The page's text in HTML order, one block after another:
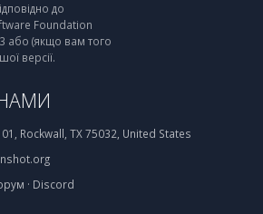
до
Foundation
3 або (якщо вам того
версії.
Rockwall, TX 75032, United States
· Discord